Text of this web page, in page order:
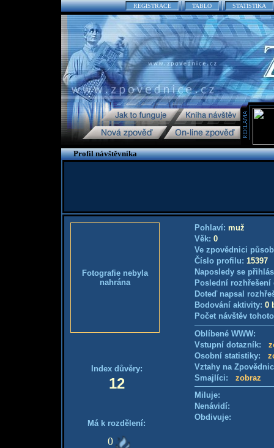
REGISTRACE TABLO STATISTIKA
Profil návštěvníka
Fotografie nebyla
nahrána
Index důvěry:
12
Má k rozdělení:
0
Pohlaví: muž
Věk: 0
Ve zpovědnici
Číslo profilu: 15397
Naposledy se
Poslední
Doteď napsal
Bodování aktivity: 0
Počet návštěv
Oblíbené WWW:
Vstupní dotazník:
Osobní statistiky:
Vztahy na
Smajlíci: zobraz
Miluje:
Nenávidí:
Obdivuje: